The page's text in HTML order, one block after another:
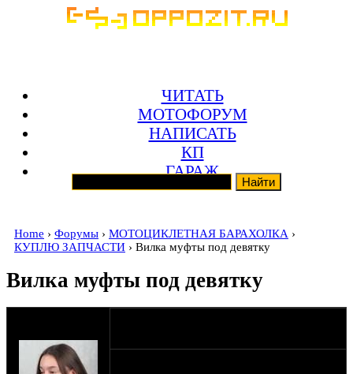
ЧИТАТЬ
МОТОФОРУМ
НАПИСАТЬ
КП
ГАРАЖ
Home › Форумы › МОТОЦИКЛЕТНАЯ БАРАХОЛКА ›
КУПЛЮ ЗАПЧАСТИ › Вилка муфты под девятку
Вилка муфты под девятку